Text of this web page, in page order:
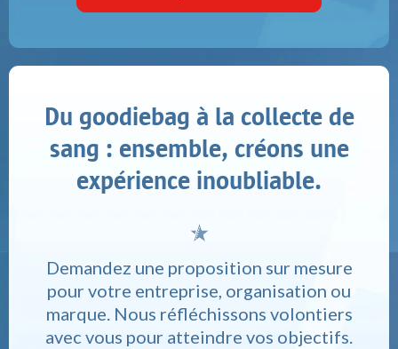
Du goodiebag à la collecte de
sang : ensemble, créons une
expérience inoubliable.
Demandez une proposition sur mesure
pour votre entreprise, organisation ou
marque. Nous réfléchissons volontiers
avec vous pour atteindre vos objectifs.